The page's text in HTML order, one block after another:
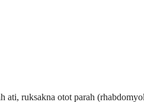
ati, ruksakna otot parah